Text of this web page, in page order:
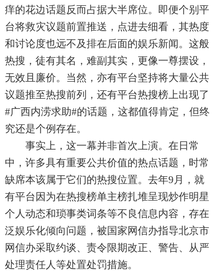
痒的花边话题反而占据大半席位。即便个别平
台将救灾议题前置推送，点进去细看，其热度
和讨论度也远不及排在后面的娱乐新闻。这般
热搜，徒有其名，难副其实，更像一尊摆设，
无效且廉价。当然，亦有平台坚持将大量公共
议题推至热搜前列，还有平台热搜榜上出现了
#广西内涝求助#的话题，这都值得肯定，但终
究还是个例存在。
事实上，这一幕并非首次上演。在日常
中，许多具有重要公共价值的热点话题，时常
缺席本该属于它们的热搜位置。去年9月，就
有平台因为在热搜榜单主榜扎堆呈现炒作明星
个人动态和琐事类词条等不良信息内容，存在
泛娱乐化倾向问题，被国家网信办指导北京市
网信办采取约谈、责令限期改正、警告、从严
处理责任人等处置处罚措施。